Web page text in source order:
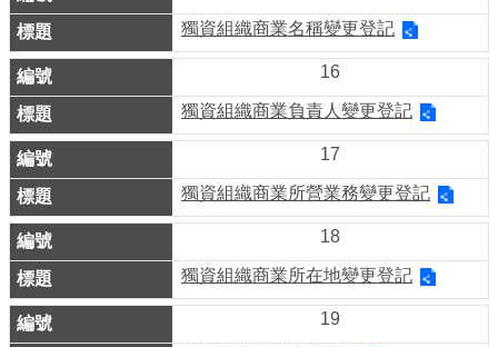
影
音
專
區
網
站
導
覽
回
首
獨資組織商業名稱變更登記
16
獨資組織商業負責人變更登記
17
獨資組織商業所營業務變更登記
18
獨資組織商業所在地變更登記
19